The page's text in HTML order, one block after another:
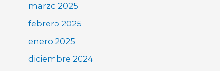
marzo 2025
febrero 2025
enero 2025
diciembre 2024